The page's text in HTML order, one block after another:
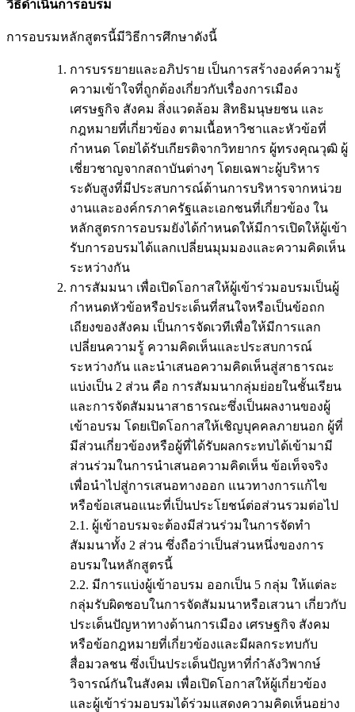
วิธีดำเนินการอบรม
การอบรมหลักสูตรนี้มีวิธีการศึกษาดังนี้
การบรรยายและอภิปราย เป็นการสร้างองค์ความรู้
ความเข้าใจที่ถูกต้องเกี่ยวกับเรื่องการเมือง
เศรษฐกิจ สังคม สิ่งแวดล้อม สิทธิมนุษยชน และ
กฎหมายที่เกี่ยวข้อง ตามเนื้อหาวิชาและหัวข้อที่
กำหนด โดยได้รับเกียรติจากวิทยากร ผู้ทรงคุณวุฒิ ผู้
เชี่ยวชาญจากสถาบันต่างๆ โดยเฉพาะผู้บริหาร
ระดับสูงที่มีประสบการณ์ด้านการบริหารจากหน่วย
งานและองค์กรภาครัฐและเอกชนที่เกี่ยวข้อง ใน
หลักสูตรการอบรมยังได้กำหนดให้มีการเปิดให้ผู้เข้า
รับการอบรมได้แลกเปลี่ยนมุมมองและความคิดเห็น
ระหว่างกัน
การสัมมนา เพื่อเปิดโอกาสให้ผู้เข้าร่วมอบรมเป็นผู้
กำหนดหัวข้อหรือประเด็นที่สนใจหรือเป็นข้อถก
เถียงของสังคม เป็นการจัดเวทีเพื่อให้มีการแลก
เปลี่ยนความรู้ ความคิดเห็นและประสบการณ์
ระหว่างกัน และนำเสนอความคิดเห็นสู่สาธารณะ
แบ่งเป็น 2 ส่วน คือ การสัมมนากลุ่มย่อยในชั้นเรียน
และการจัดสัมมนาสาธารณะซึ่งเป็นผลงานของผู้
เข้าอบรม โดยเปิดโอกาสให้เชิญบุคคลภายนอก ผู้ที่
มีส่วนเกี่ยวข้องหรือผู้ที่ได้รับผลกระทบได้เข้ามามี
ส่วนร่วมในการนำเสนอความคิดเห็น ข้อเท็จจริง
เพื่อนำไปสู่การเสนอทางออก แนวทางการแก้ไข
หรือข้อเสนอแนะที่เป็นประโยชน์ต่อส่วนรวมต่อไป
2.1. ผู้เข้าอบรมจะต้องมีส่วนร่วมในการจัดทำ
สัมมนาทั้ง 2 ส่วน ซึ่งถือว่าเป็นส่วนหนึ่งของการ
อบรมในหลักสูตรนี้
2.2. มีการแบ่งผู้เข้าอบรม ออกเป็น 5 กลุ่ม ให้แต่ละ
กลุ่มรับผิดชอบในการจัดสัมมนาหรือเสวนา เกี่ยวกับ
ประเด็นปัญหาทางด้านการเมือง เศรษฐกิจ สังคม
หรือข้อกฎหมายที่เกี่ยวข้องและมีผลกระทบกับ
สื่อมวลชน ซึ่งเป็นประเด็นปัญหาที่กำลังวิพากษ์
วิจารณ์กันในสังคม เพื่อเปิดโอกาสให้ผู้เกี่ยวข้อง
และผู้เข้าร่วมอบรมได้ร่วมแสดงความคิดเห็นอย่าง